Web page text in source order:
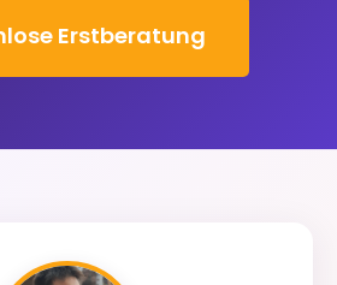
Erstberatung